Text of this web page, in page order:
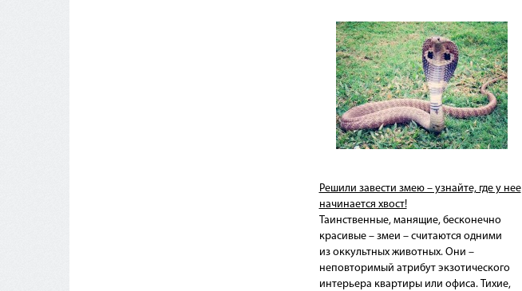
Решили завести змею – узнайте, где у нее
начинается хвост!
Таинственные, манящие, бесконечно
красивые – змеи – считаются одними
из оккультных животных. Они –
неповторимый атрибут экзотического
интерьера квартиры или офиса. Тихие,